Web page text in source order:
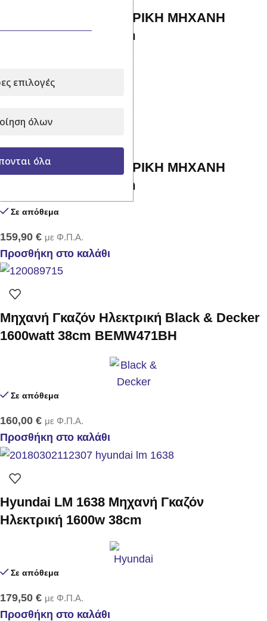
PLUS XL1600 ΗΛΕΚΤΡΙΚΗ ΜΗΧΑΝΗ
ΓΚΑΖΟΝ 1600W 38cm
139,90€ με Φ.Π.Α.
PLUS XL1800 ΗΛΕΚΤΡΙΚΗ ΜΗΧΑΝΗ
ΓΚΑΖΟΝ 1800W 42cm
Σε απόθεμα
159,90 € με Φ.Π.Α.
Προσθήκη στο καλάθι
Μηχανή Γκαζόν Ηλεκτρική Black & Decker
1600watt 38cm BEMW471BH
Σε απόθεμα
160,00 € με Φ.Π.Α.
Προσθήκη στο καλάθι
Hyundai LM 1638 Μηχανή Γκαζόν
Ηλεκτρική 1600w 38cm
Σε απόθεμα
179,50 € με Φ.Π.Α.
Προσθήκη στο καλάθι
επιλογές
όλων
όλα